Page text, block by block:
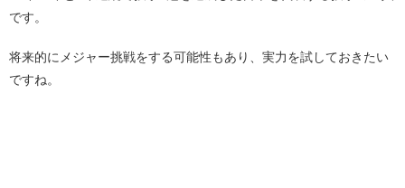
です。
将来的にメジャー挑戦をする可能性もあり、実力を試しておきたい
ですね。